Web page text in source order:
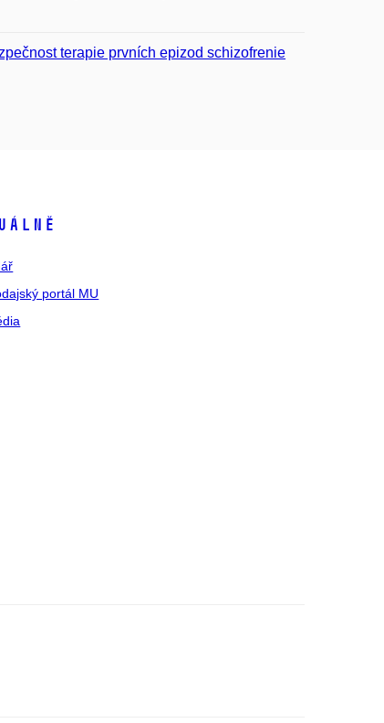
terapie prvních epizod schizofrenie
portál MU